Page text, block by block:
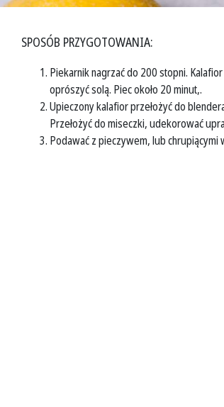
SPOSÓB PRZYGOTOWANIA:
Piekarnik nagrzać do 200 stopni.
oprószyć solą. Piec około 20 minut,.
Upieczony kalafior przełożyć do
Przełożyć do miseczki, udekorować
Podawać z pieczywem, lub chrupiącymi